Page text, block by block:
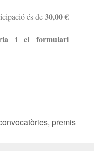
és de30,00 €
i el formulari
premis